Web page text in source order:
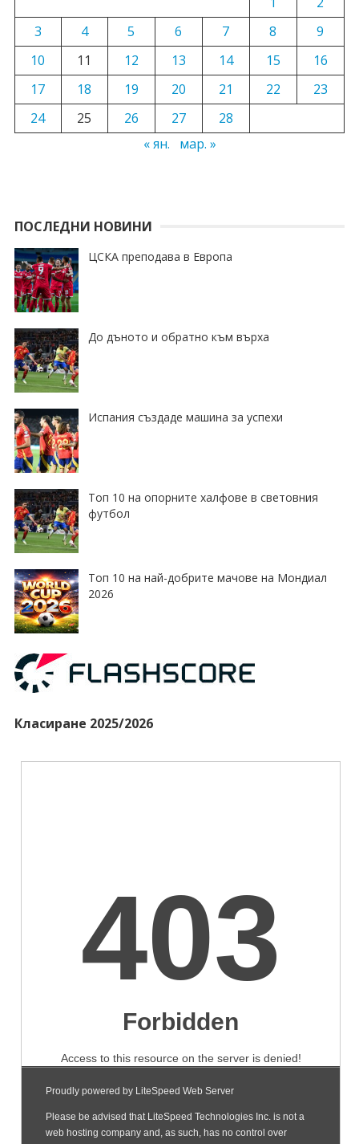
3
4 5 6 7 8
9
10
11 12 13 14 15
16
17
18 19 20 21 22
23
24
25 26 27
28
« ян.
мар. »
ПОСЛЕДНИ НОВИНИ
ЦСКА преподава в Европа
До дъното и обратно към върха
Испания създаде машина за успехи
Топ 10 на опорните халфове в световния
футбол
Топ 10 на най-добрите мачове на Мондиал
2026
Класиране 2025/2026